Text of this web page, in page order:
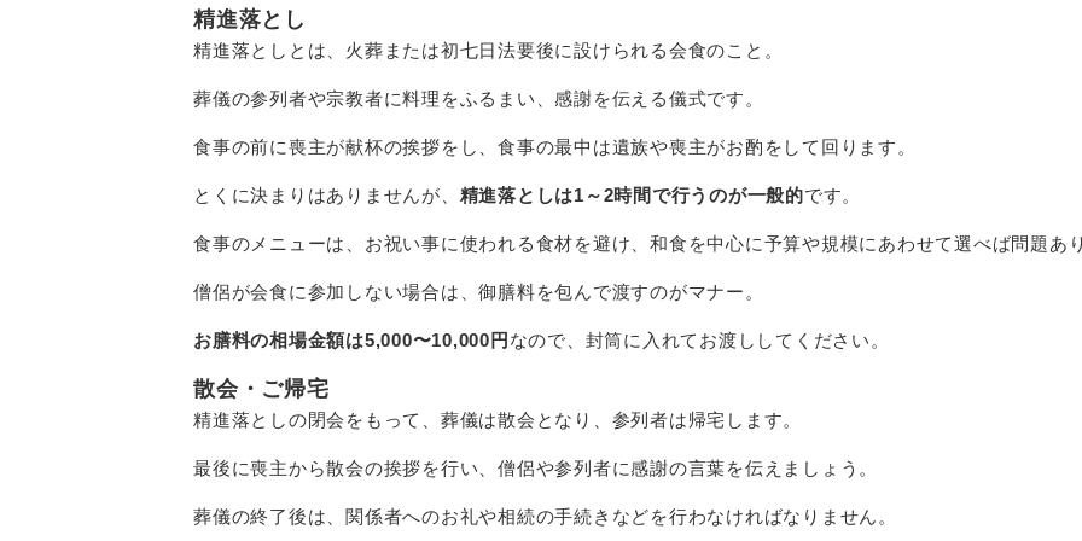
精進落とし
精進落としとは、 火葬または初七日法要後に設けられる会食のこと。
葬儀の参列者や宗教者に料理をふるまい、感謝を伝える儀式です。
食事の前に喪主が献杯の挨拶をし、食事の最中は遺族や喪主がお酌をして回ります。
とくに決まりはありませんが、 精進落としは1～2時間で行うのが一般的です。
食事のメニューは、お祝い事に使われる食材を避け、和食を中心に予算や規模にあわせて選べば問題あ
僧侶が会食に参加しない場合は、御膳料を包んで渡すのがマナー。
お膳料の相場金額は5,000〜10,000円 なので、封筒に入れてお渡ししてください。
散会・ご帰宅
精進落としの閉会をもって、 葬儀は散会となり、参列者は帰宅 します。
最後に喪主から散会の挨拶を行い、僧侶や参列者に感謝の言葉を伝えましょう。
葬儀の終了後は、関係者へのお礼や相続の手続きなどを行わなければなりません。